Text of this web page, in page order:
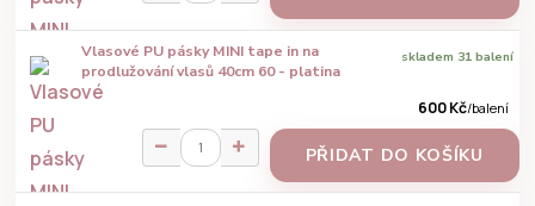
Vlasové PU pásky MINI tape in na
prodlužování vlasů 40cm 60 - platina
600 Kč/balení
skladem 31 balení
PŘIDAT DO KOŠÍKU